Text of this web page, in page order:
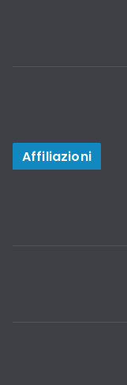
Affiliazioni